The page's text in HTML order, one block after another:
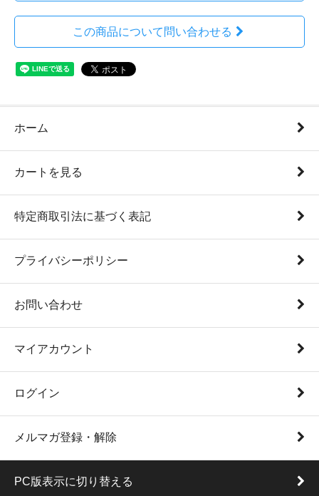
この商品について問い合わせる
ホーム
カートを見る
特定商取引法に基づく表記
プライバシーポリシー
お問い合わせ
マイアカウント
ログイン
メルマガ登録・解除
PC版表示に切り替える